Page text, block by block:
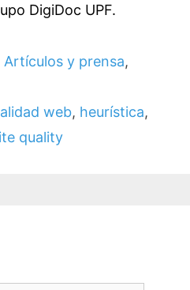
DigiDoc UPF.
Artículos y prensa,
web, heurística,
quality